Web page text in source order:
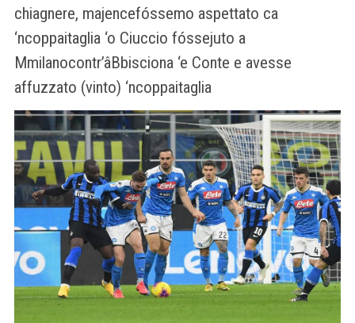
chiagnere, majencefóssemo aspettato ca
‘ncoppaitaglia ‘o Ciuccio fóssejuto a
Mmilanocontr’âBbisciona ‘e Conte e avesse
affuzzato (vinto) ‘ncoppaitaglia